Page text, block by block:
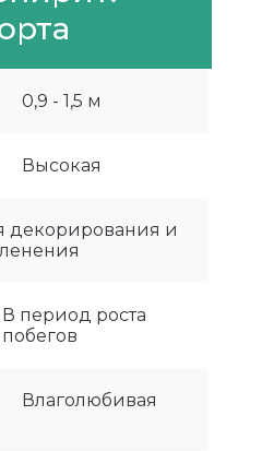
0,9 - 1,5 м
Высокая
декорирования и
В период роста
побегов
Влаголюбивая